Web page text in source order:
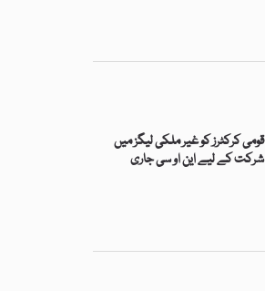
قومی کرکٹرز کو غیر ملکی لیگز میں
شرکت کے لیے این او سی جاری